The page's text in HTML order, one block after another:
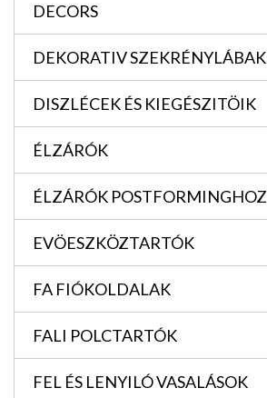
DECORS
DEKORATIV SZEKRÉNYLÁBAK
DISZLÉCEK ÉS KIEGÉSZITÖIK
ÉLZÁRÓK
ÉLZÁRÓK POSTFORMINGHOZ
EVÖESZKÖZTARTÓK
FA FIÓKOLDALAK
FALI POLCTARTÓK
FEL ÉS LENYILÓ VASALÁSOK